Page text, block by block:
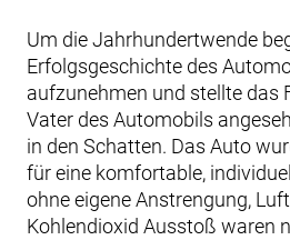
Um die Jahrhundertwende
Erfolgsgeschichte des
aufzunehmen und stellte das
Vater des Automobils
in den Schatten. Das Auto
für eine komfortable,
ohne eigene Anstrengung,
Kohlendioxid Ausstoß waren